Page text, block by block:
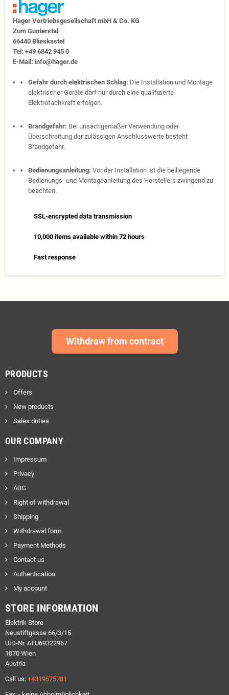
Hager Vertriebs­ge­sell­schaft mbH & Co. KG
Zum Gunter­stal
66440 Blies­kastel
Tel: +49 6842 945 0
E-Mail: info@hager.de
Gefahr durch elektrischen Schlag: Die Installation und Montage
elektrischer Geräte darf nur durch eine qualifizierte
Elektrofachkraft erfolgen.
Brandgefahr: Bei unsachgemäßer Verwendung oder
Überschreitung der zulässigen Anschlusswerte besteht
Brandgefahr.
Bedienungsanleitung: Vor der Installation ist die beiliegende
Bedienungs- und Montageanleitung des Herstellers zwingend zu
beachten.
SSL-encrypted data transmission
10,000 items available within 72 hours
Fast response
Withdraw from contract
PRODUCTS
Offers
New products
Sales duties
OUR COMPANY
Impressum
Privacy
ABG
Right of withdrawal
Shipping
Withdrawal form
Payment Methods
Contact us
Authentication
My account
STORE INFORMATION
Elektrik Store
Neustiftgasse 66/3/15
UID-Nr. ATU69322967
1070 Wien
Austria
Call us: +4319575781